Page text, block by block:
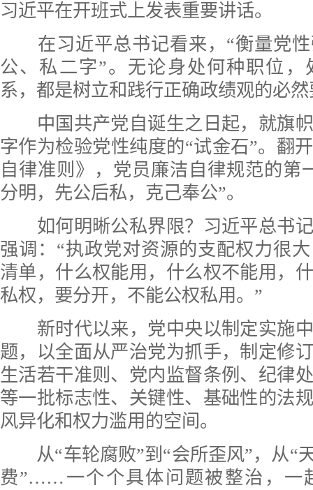
习近平在开班式上发表重要讲话。
在习近平总书记看来，“衡量党性
公、私二字”。无论身处何种职位，
系，都是树立和践行正确政绩观的必
中国共产党自诞生之日起，就旗帜
字作为检验党性纯度的“试金石”。翻
自律准则》，党员廉洁自律规范的第
分明，先公后私，克己奉公”。
如何明晰公私界限？习近平总书记
强调：“执政党对资源的支配权力很
清单，什么权能用，什么权不能用，
私权，要分开，不能公权私用。”
新时代以来，党中央以制定实施中
题，以全面从严治党为抓手，制定修
生活若干准则、党内监督条例、纪律
等一批标志性、关键性、基础性的法
风异化和权力滥用的空间。
从“车轮腐败”到“会所歪风”，从“
费”……一个个具体问题被整治，一